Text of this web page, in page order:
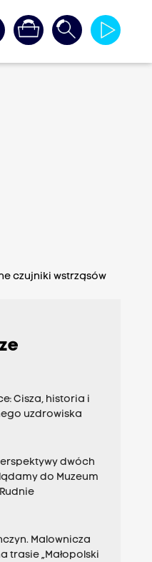
czujniki wstrząsów
Cisza, historia i
uzdrowiska
dwóch
do Muzeum
Malownicza
trasie „Małopolski